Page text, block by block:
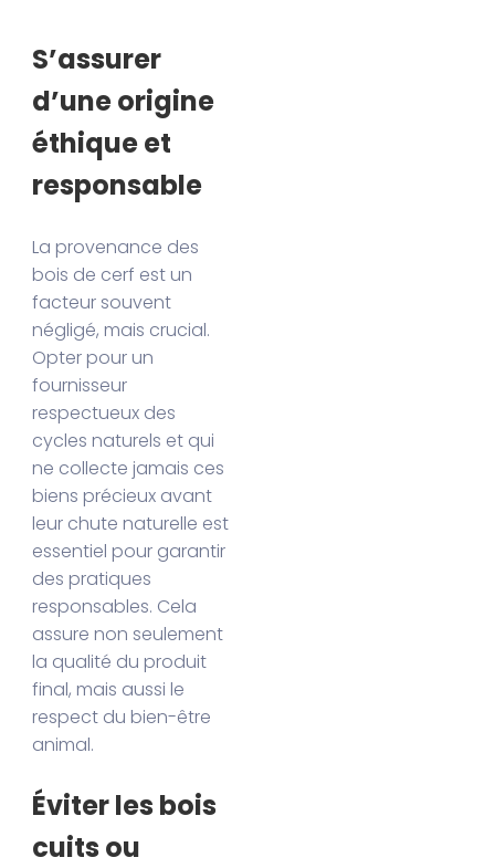
S’assurer
d’une origine
éthique et
responsable
La provenance des
bois de cerf est un
facteur souvent
négligé, mais crucial.
Opter pour un
fournisseur
respectueux des
cycles naturels et qui
ne collecte jamais ces
biens précieux avant
leur chute naturelle est
essentiel pour garantir
des pratiques
responsables. Cela
assure non seulement
la qualité du produit
final, mais aussi le
respect du bien-être
animal.
Éviter les bois
cuits ou